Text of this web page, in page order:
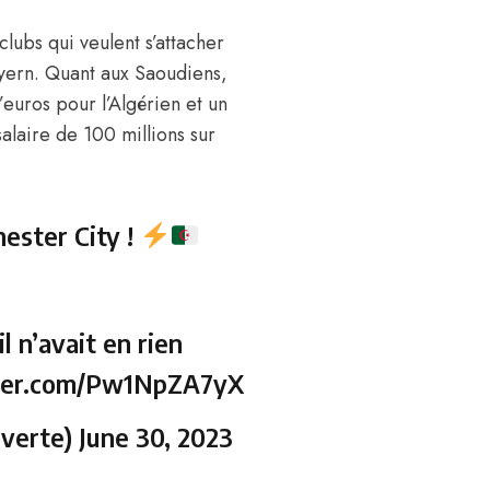
qui veulent s’attacher
Quant aux Saoudiens,
pour l’Algérien et un
de 100 millions sur
City !
n’avait en rien
Pw1NpZA7yX
June 30, 2023